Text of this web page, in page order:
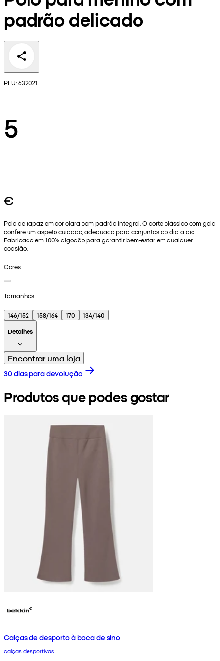
padrão delicado
PLU: 632021
5
€
Polo de rapaz em cor clara com padrão integral. O corte clássico com gola
confere um aspeto cuidado, adequado para conjuntos do dia a dia.
Fabricado em 100% algodão para garantir bem-estar em qualquer
ocasião.
Cores
Tamanhos
146/152 158/164 170
134/140
Detalhes
Encontrar uma loja
30 dias para devolução
Produtos que podes gostar
Calças de desporto à boca de sino
calças desportivas